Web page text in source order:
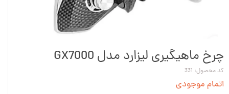
چرخ ماهیگیری لیزارد مدل GX7000
کد محصول: 331
اتمام موجودی